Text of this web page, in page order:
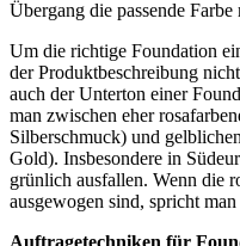
Übergang die passende Farbe
Um die richtige Foundation
der Produktbeschreibung
auch der Unterton einer
man zwischen eher
Silberschmuck) und
Gold). Insbesondere in
grünlich ausfallen. Wenn die
ausgewogen sind, spricht
Auftragetechniken für